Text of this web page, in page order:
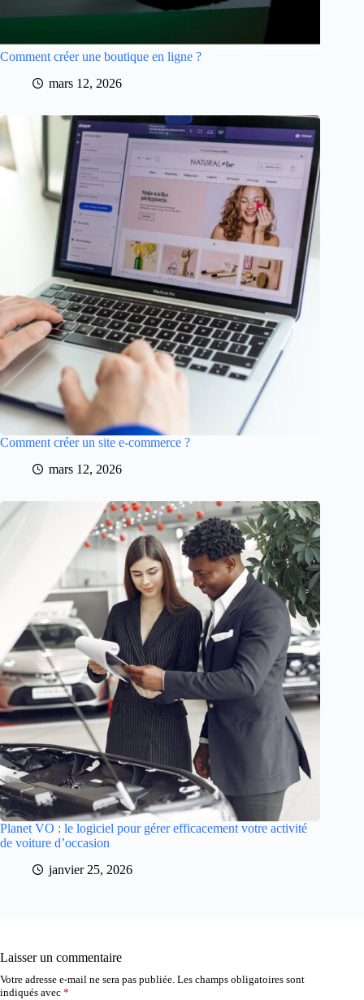
Comment créer une boutique en ligne ?
mars 12, 2026
Comment créer un site e-commerce ?
mars 12, 2026
Planet VO : le logiciel pour gérer efficacement votre activité
de voiture d’occasion
janvier 25, 2026
Laisser un commentaire
Votre adresse e-mail ne sera pas publiée. Les champs obligatoires sont
indiqués avec *